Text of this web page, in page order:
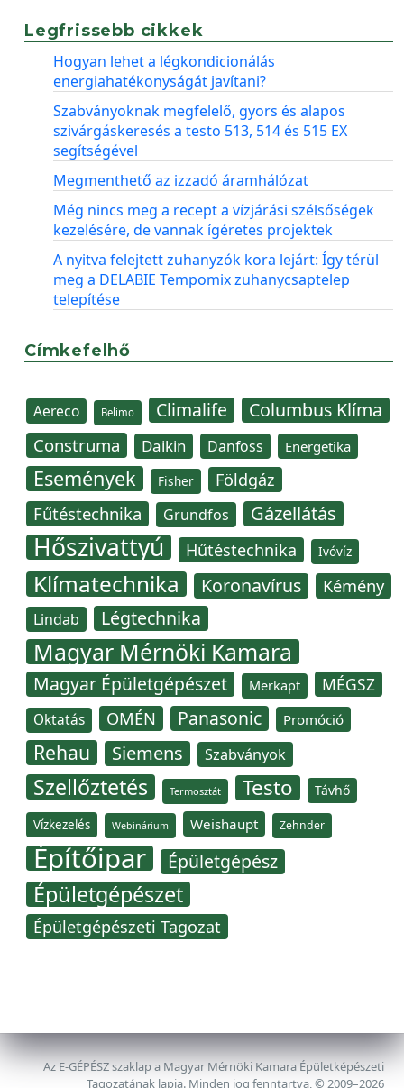
Legfrissebb cikkek
Hogyan lehet a légkondicionálás
energiahatékonyságát javítani?
Szabványoknak megfelelő, gyors és alapos
szivárgáskeresés a testo 513, 514 és 515 EX
segítségével
Megmenthető az izzadó áramhálózat
Még nincs meg a recept a vízjárási szélsőségek
kezelésére, de vannak ígéretes projektek
A nyitva felejtett zuhanyzók kora lejárt: Így térül
meg a DELABIE Tempomix zuhanycsaptelep
telepítése
Címkefelhő
Aereco Belimo Climalife Columbus Klíma
Construma Daikin Danfoss Energetika
Események Fisher Földgáz
Fűtéstechnika Grundfos Gázellátás
Hőszivattyú Hűtéstechnika Ivóvíz
Klímatechnika Koronavírus Kémény
Lindab Légtechnika
Magyar Mérnöki Kamara
Magyar Épületgépészet Merkapt MÉGSZ
Oktatás OMÉN Panasonic Promóció
Rehau Siemens Szabványok
Szellőztetés Termosztát Testo Távhő
Vízkezelés Webinárium Weishaupt Zehnder
Építőipar Épületgépész
Épületgépészet
Épületgépészeti Tagozat
Az E-GÉPÉSZ szaklap a Magyar Mérnöki Kamara Épületképészeti
Tagozatának lapja. Minden jog fenntartva, © 2009–2026